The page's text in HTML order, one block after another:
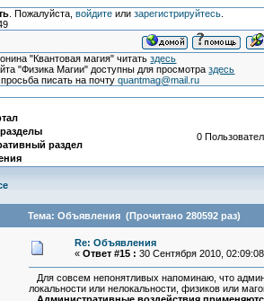
. Пожалуйста, войдитеили зарегистрируйтесь.
"Квантовая магия" читатьздесь
"Физика Магии" доступны для просмотраздесь
писать на почтуquantmag@mail.ru
раздел
0
Тема: Объявления (Прочитано 280592 раз)
Re: Объявления
« Ответ #15 : 30 Сентября 2010,
Для совсем непонятливых напоминаю, что
локальности или нелокальности, физиков или